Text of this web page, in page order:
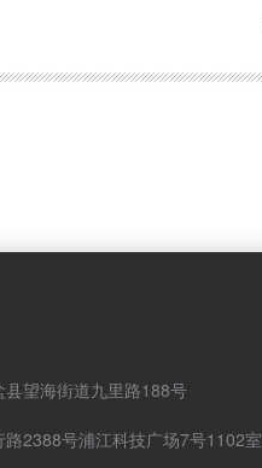
望海街道九里路188号
路2388号浦江科技广场7号1102室